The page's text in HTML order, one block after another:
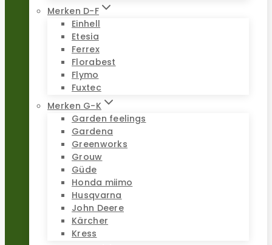
Merken D-F
Einhell
Etesia
Ferrex
Florabest
Flymo
Fuxtec
Merken G-K
Garden feelings
Gardena
Greenworks
Grouw
Güde
Honda miimo
Husqvarna
John Deere
Kärcher
Kress